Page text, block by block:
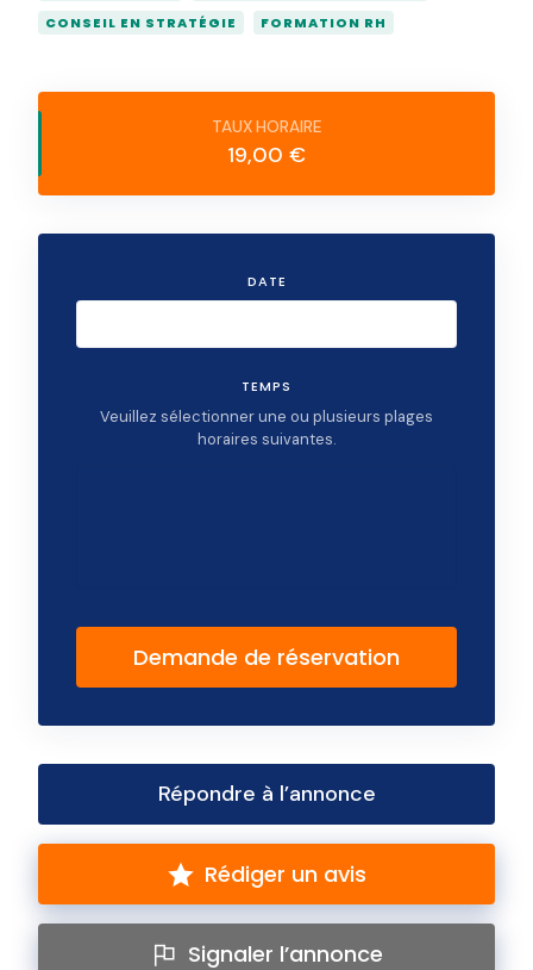
CONSEIL EN STRATÉGIE
FORMATION RH
19,00 €
DATE
TEMPS
Veuillez sélectionner une ou plusieurs plages
horaires suivantes.
Demande de réservation
Répondre à l’annonce
Rédiger un avis
Signaler l’annonce